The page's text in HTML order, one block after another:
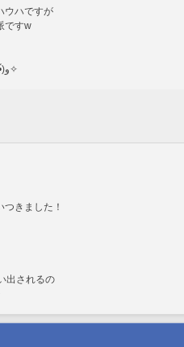
ウハですが
ですw
ソロがんばろうと思ってます(๑•̀ㅂ•́)و✧
きました！
出されるの